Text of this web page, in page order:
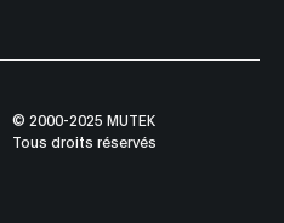
© 2000-2025 MUTEK
Tous droits réservés